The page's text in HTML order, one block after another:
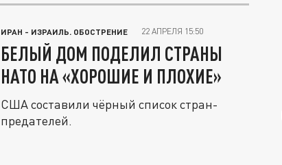
ИРАН - ИЗРАИЛЬ. ОБОСТРЕНИЕ 22 АПРЕЛЯ 15:50
БЕЛЫЙ ДОМ ПОДЕЛИЛ СТРАНЫ
НАТО НА «ХОРОШИЕ И ПЛОХИЕ»
США составили чёрный список стран-
предателей.